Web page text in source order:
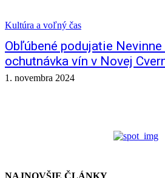
Kultúra a voľný čas
Obľúbené podujatie Nevinne
ochutnávka vín v Novej
1. novembra 2024
NAJNOVŠIE ČLÁNKY